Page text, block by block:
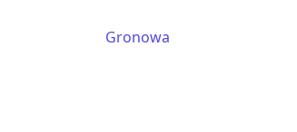
Gronowa